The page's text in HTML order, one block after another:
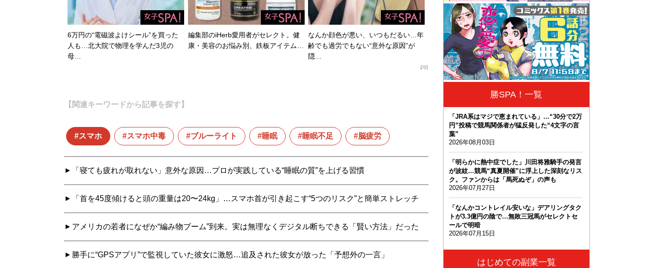
6万円の“電磁波よけシール”を買った
人も…北大院で物理を学んだ3児の
母…
編集部のiHerb愛用者がセレクト。健
康・美容のお悩み別、鉄板アイテム…
なんか顔色が悪い、いつもだるい…年
齢でも過労でもない“意外な原因”が
隠…
PR
【関連キーワードから記事を探す】
スマホ スマホ中毒 ブルーライト 睡眠 睡眠不足 脳疲労
「寝ても疲れが取れない」意外な原因…プロが実践している“睡眠の質”を上げる習慣
「首を45度傾けると頭の重量は20〜24kg」…スマホ首が引き起こす“5つのリスク”と簡単ストレッチ
アメリカの若者になぜか“編み物ブーム”到来。実は無理なくデジタル断ちできる「賢い方法」だった
勝手に“GPSアプリ”で監視していた彼女に激怒…追及された彼女が放った「予想外の一言」
勝SPA！一覧
「JRA系はマジで恵まれている」…“30分で2万
円”投稿で競馬関係者が猛反発した“4文字の言
葉”
2026年08月03日
「明らかに熱中症でした」川田将雅騎手の発言
が波紋…競馬“真夏開催”に浮上した深刻なリス
ク。ファンからは「馬死ぬぞ」の声も
2026年07月27日
「なんかコントレイル安いな」デアリングタク
トが3.3億円の陰で…無敗三冠馬がセレクトセ
ールで明暗
2026年07月15日
はじめての副業一覧